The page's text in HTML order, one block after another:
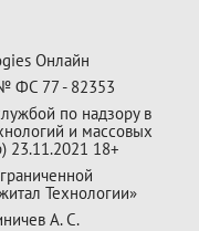
Онлайн
ФС 77 - 82353
по надзору в
и массовых
23.11.2021 18+
Технологии»
А. С.